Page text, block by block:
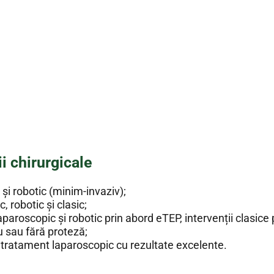
chirurgicale
robotic (minim-invaziv);
robotic și clasic;
și robotic prin abord eTEP, intervenții
sau fără proteză;
laparoscopic cu rezultate excelente.